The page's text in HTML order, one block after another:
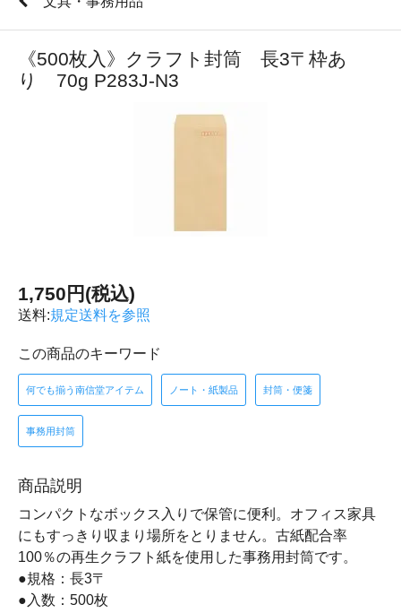
《500枚入》クラフト封筒 長3〒枠あ
り 70g P283J-N3
1,750円(税込)
送料:規定送料を参照
この商品のキーワード
何でも揃う南信堂アイテム ノート・紙製品 封筒・便箋
事務用封筒
商品説明
コンパクトなボックス入りで保管に便利。オフィス家具
にもすっきり収まり場所をとりません。古紙配合率
100％の再生クラフト紙を使用した事務用封筒です。
●規格：長3〒
●入数：500枚